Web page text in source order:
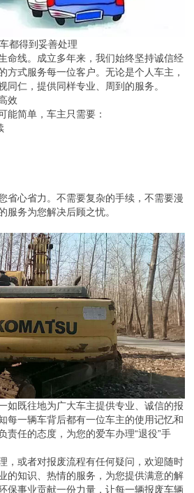
都得到妥善处理
命线。成立多年来，我们始终坚持诚信经
方式服务每一位客户。无论是个人车主，
同仁，提供同样专业、周到的服务。
效
能简单，车主只需要：
省心省力。不需要复杂的手续，不需要漫
服务为您解决后顾之忧。
如既往地为广大车主提供专业、诚信的报
每一辆车背后都有一位车主的使用记忆和
责任的态度，为您的爱车办理“退役”手
，或者对报废流程有任何疑问，欢迎随时
的知识、热情的服务，为您提供满意的解
保事业贡献一份力量，让每一辆报废车辆